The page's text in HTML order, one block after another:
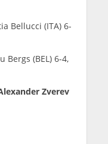
Bellucci (ITA) 6-
Bergs (BEL) 6-4,
Zverev